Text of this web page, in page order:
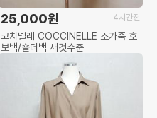
4시간전
25,000원
코치넬레 COCCINELLE 소가죽 호
보백/숄더백 새것수준